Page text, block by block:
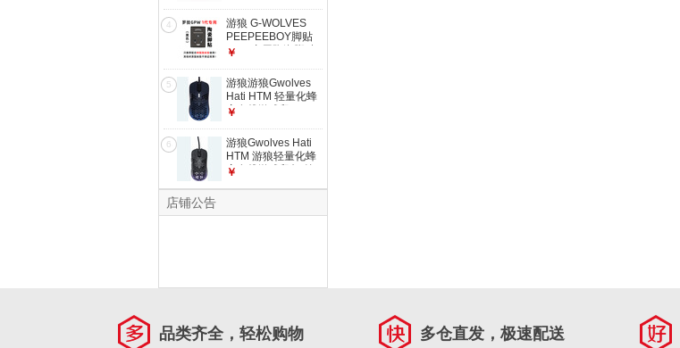
彩 原相3327 侧面亚
光磨砂
4
游狼 G-WOLVES
PEEPEEBOY脚贴
GPW专用陶瓷脚贴
脚贴 黑色（树脂传
说的用户勿拍）
￥
5
游狼游狼Gwolves
Hati HTM 轻量化蜂
窝有线游戏鼠
器,16,000 DPI 渐变
蓝 有线鼠标
￥
6
游狼Gwolves Hati
HTM 游狼轻量化蜂
窝有线游戏鼠标 约
￥
店铺公告
品类齐全，轻松购物 多仓直发，极速配送